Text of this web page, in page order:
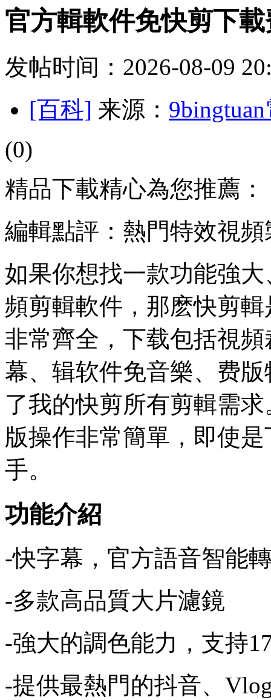
官方輯軟件免快剪下
发帖时间：2026-08-09
[百科] 来源：
(0)
精品下載精心為您推薦：
編輯點評：熱門特效視頻
如果你想找一款功能強
頻剪輯軟件，那麽快剪輯
非常齊全，下载包括視
幕、辑软件免音樂、费
了我的快剪所有剪輯需
版操作非常簡單，即使
手。
功能介紹
-快字幕，官方語音智能
-多款高品質大片濾鏡
-強大的調色能力，支持
-提供最熱門的抖音、